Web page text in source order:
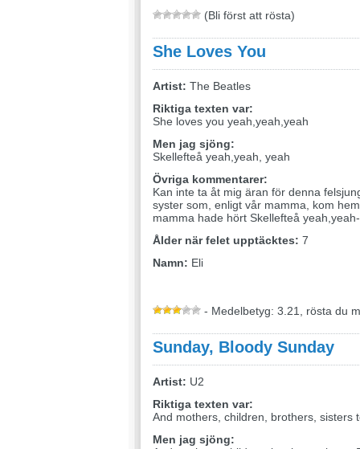
(Bli först att rösta)
She Loves You
Artist: The Beatles
Riktiga texten var:
She loves you yeah,yeah,yeah
Men jag sjöng:
Skellefteå yeah,yeah, yeah
Övriga kommentarer:
Kan inte ta åt mig äran för denna
syster som, enligt vår mamma, kom
mamma hade hört Skellefteå
Ålder när felet upptäcktes: 7
Namn: Eli
- Medelbetyg: 3.21, rösta du
Sunday, Bloody Sunday
Artist: U2
Riktiga texten var:
And mothers, children, brothers, sisters
Men jag sjöng: